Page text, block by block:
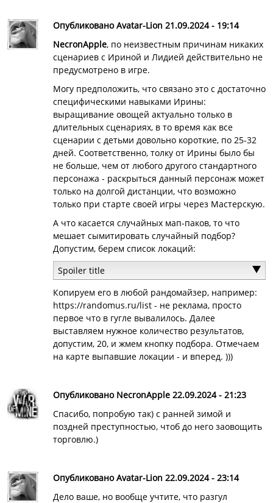
Опубликовано Avatar-Lion 21.09.2024 - 19:14
NecronApple, по неизвестным причинам никаких
сценариев с Ириной и Лидией действительно не
предусмотрено в игре.
Могу предположить, что связано это с достаточно
специфическими навыками Ирины:
выращивание овощей актуально только в
длительных сценариях, в то время как все
сценарии с детьми довольно короткие, по 25-32
дней. Соответственно, толку от Ирины было бы
не больше, чем от любого другого стандартного
персонажа - раскрыться данный персонаж может
только на долгой дистанции, что возможно
только при старте своей игры через Мастерскую.
А что касается случайных мап-паков, то что
мешает сымитировать случайный подбор?
Допустим, берем список локаций:
Spoiler title
Копируем его в любой рандомайзер, например:
https://randomus.ru/list- не реклама, просто
первое что в гугле вывалилось. Далее
выставляем нужное количество результатов,
допустим, 20, и жмем кнопку подбора. Отмечаем
на карте выпавшие локации - и вперед. )))
Опубликовано NecronApple 22.09.2024 - 21:23
Спасибо, попробую так) с ранней зимой и
поздней преступностью, чтоб до него заовощить
торговлю.)
Опубликовано Avatar-Lion 22.09.2024 - 23:14
Дело ваше, но вообще учтите, что разгул